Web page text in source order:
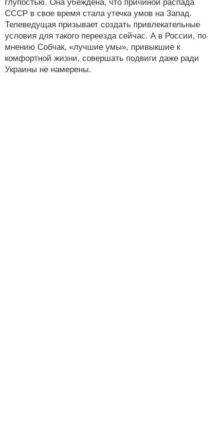
глупостью. Она убеждена, что причиной распада
СССР в свое время стала утечка умов на Запад.
Телеведущая призывает создать привлекательные
условия для такого переезда сейчас. А в России, по
мнению Собчак, «лучшие умы», привыкшие к
комфортной жизни, совершать подвиги даже ради
Украины не намерены.